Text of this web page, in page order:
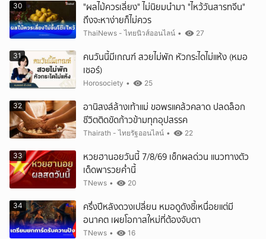
30
"ผลไม้ควรเลี่ยง" ไม่นิยมนำมา "ไหว้วันสารทจีน"
ถึงจะหาง่ายก็ไม่ควร
ThaiNews - ไทยนิวส์ออนไลน์ • 27
31
คนวันนี้มีเกณฑ์ สวยไม่พัก หัวกระไดไม่แห้ง (หมอ
เชอร์)
Horosociety • 25
32
อานิสงส์ล้างเท้าแม่ ขอพรแคล้วคลาด ปลดล็อก
ชีวิตติดขัดก้าวข้ามทุกอุปสรรค
Thairath - ไทยรัฐออนไลน์ • 22
33
หวยฮานอยวันนี้ 7/8/69 เช็กผลด่วน แนวทางตัว
เด็ดพารวยค่ำนี้
TNews • 20
34
ครึ่งปีหลังดวงเปลี่ยน หมอดูดังชี้เหนื่อยแต่มี
อนาคต เผยโอกาสใหม่ที่ต้องจับตา
TNews • 16